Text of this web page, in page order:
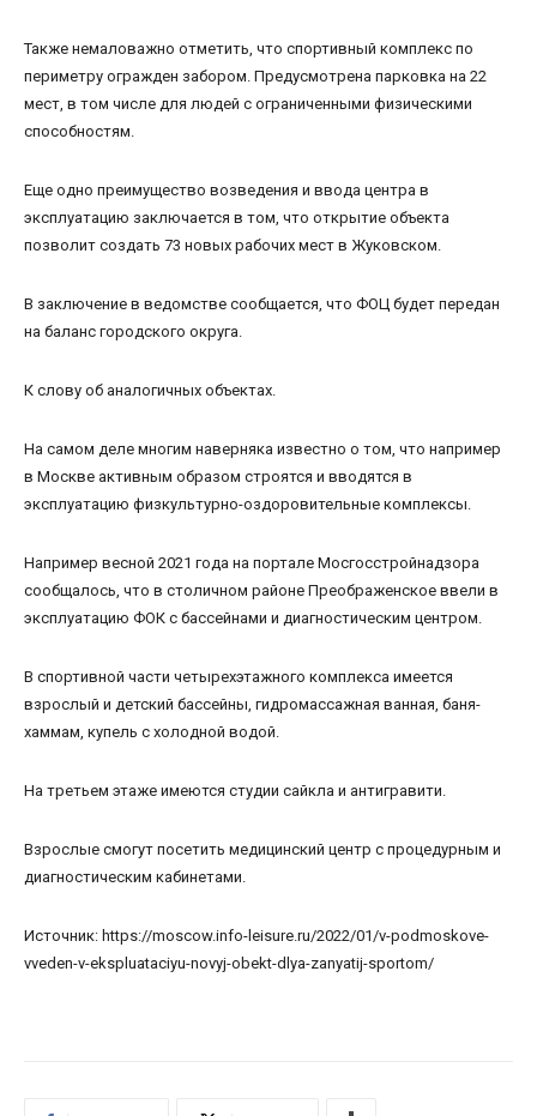
Также немаловажно отметить, что спортивный комплекс по
периметру огражден забором. Предусмотрена парковка на 22
мест, в том числе для людей с ограниченными физическими
способностям.
Еще одно преимущество возведения и ввода центра в
эксплуатацию заключается в том, что открытие объекта
позволит создать 73 новых рабочих мест в Жуковском.
В заключение в ведомстве сообщается, что ФОЦ будет передан
на баланс городского округа.
К слову об аналогичных объектах.
На самом деле многим наверняка известно о том, что например
в Москве активным образом строятся и вводятся в
эксплуатацию физкультурно-оздоровительные комплексы.
Например весной 2021 года на портале Мосгосстройнадзора
сообщалось, что в столичном районе Преображенское ввели в
эксплуатацию ФОК с бассейнами и диагностическим центром.
В спортивной части четырехэтажного комплекса имеется
взрослый и детский бассейны, гидромассажная ванная, баня-
хаммам, купель с холодной водой.
На третьем этаже имеются студии сайкла и антигравити.
Взрослые смогут посетить медицинский центр с процедурным и
диагностическим кабинетами.
Источник: https://moscow.info-leisure.ru/2022/01/v-podmoskove-
vveden-v-ekspluataciyu-novyj-obekt-dlya-zanyatij-sportom/